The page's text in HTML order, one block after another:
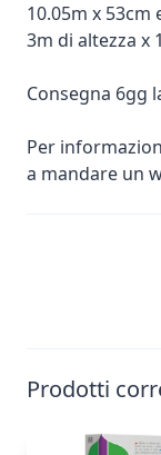
10.05m x
3m di altezza x
Consegna 6gg
Per
a mandare un
Prodotti